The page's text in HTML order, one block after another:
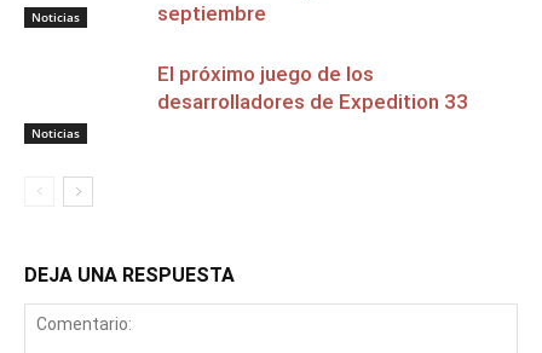
Noticias
septiembre
Noticias
El próximo juego de los
desarrolladores de Expedition 33
DEJA UNA RESPUESTA